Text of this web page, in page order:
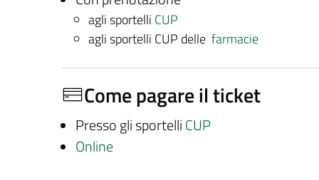
agli sportelli CUP
agli sportelli CUP delle farmacie
Come pagare il ticket
Presso gli sportelli CUP
Online